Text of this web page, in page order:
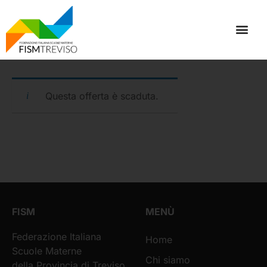
Questa offerta è scaduta.
FISM
Federazione Italiana
Scuole Materne
MENÙ
Home
Chi siamo